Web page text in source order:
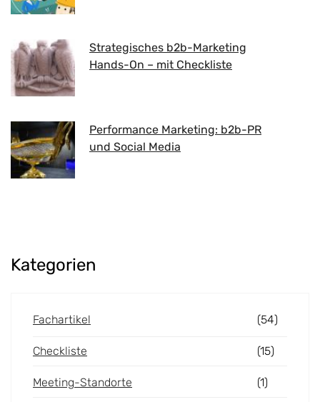
Strategisches b2b-Marketing
Hands-On – mit Checkliste
Performance Marketing: b2b-PR
und Social Media
Kategorien
Fachartikel (54)
Checkliste (15)
Meeting-Standorte (1)